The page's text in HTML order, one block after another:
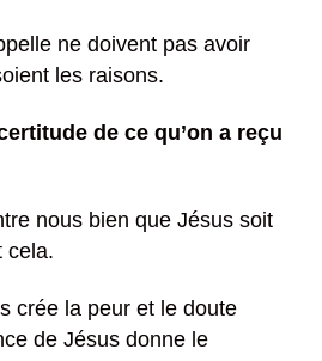
ne doivent pas avoir
les raisons.
de ce qu’on a reçu
nous bien que Jésus soit
cela.
crée la peur et le doute
de Jésus donne le